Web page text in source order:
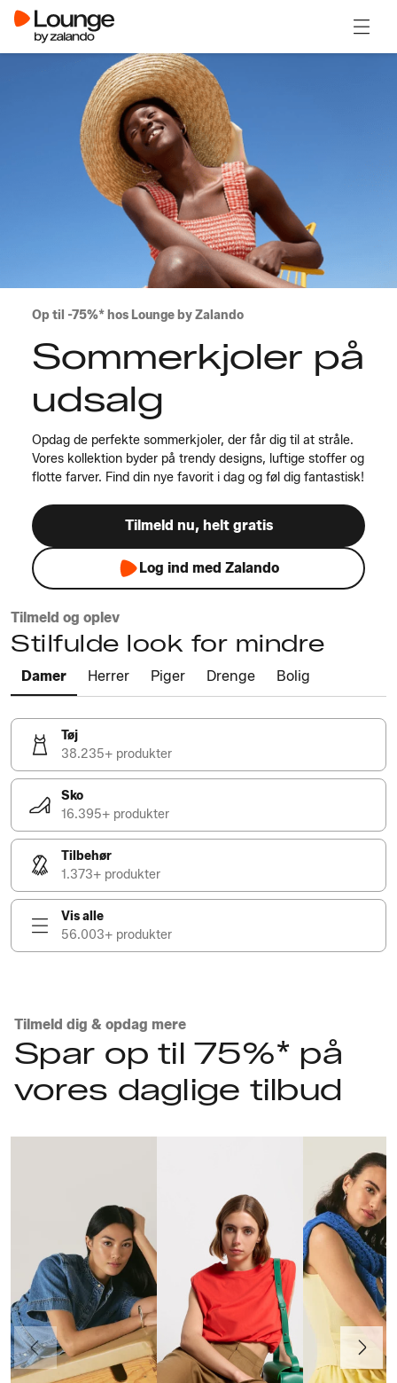
Op til -75%* hos Lounge by Zalando
Sommerkjoler på
udsalg
Opdag de perfekte sommerkjoler, der får dig til at stråle.
Vores kollektion byder på trendy designs, luftige stoffer og
flotte farver. Find din nye favorit i dag og føl dig fantastisk!
Tilmeld nu, helt gratis
Log ind med Zalando
Tilmeld og oplev
Stilfulde look for mindre
Damer Herrer Piger Drenge Bolig
Tøj
38.235+ produkter
Sko
16.395+ produkter
Tilbehør
1.373+ produkter
Vis alle
56.003+ produkter
Tilmeld dig & opdag mere
Spar op til 75%* på
vores daglige tilbud
Forrige Næste